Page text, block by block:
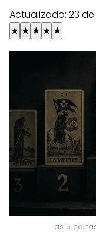
Actualizado: 23
★ ★ ★ ★ ★
Las 5